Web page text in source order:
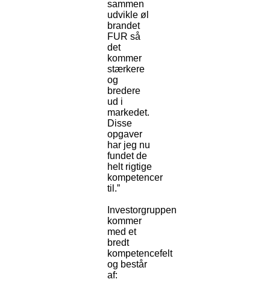
sammen
udvikle øl
brandet
FUR så
det
kommer
stærkere
og
bredere
ud i
markedet.
Disse
opgaver
har jeg nu
fundet de
helt rigtige
kompetencer
til.”
Investorgruppen
kommer
med et
bredt
kompetencefelt
og består
af: